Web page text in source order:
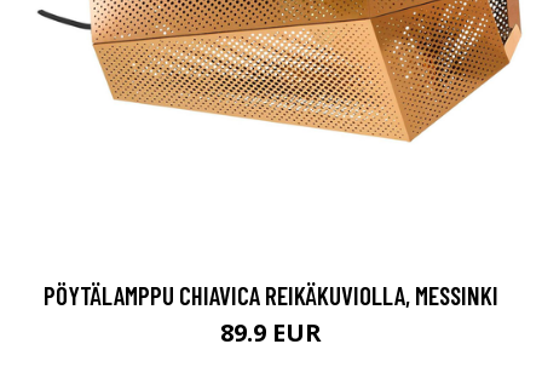
PÖYTÄLAMPPU CHIAVICA REIKÄKUVIOLLA, MESSINKI
89.9 EUR